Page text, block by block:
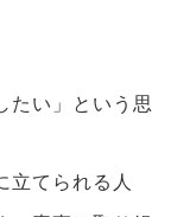
たい」という思
立てられる人